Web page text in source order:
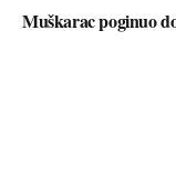
Muškarac poginuo